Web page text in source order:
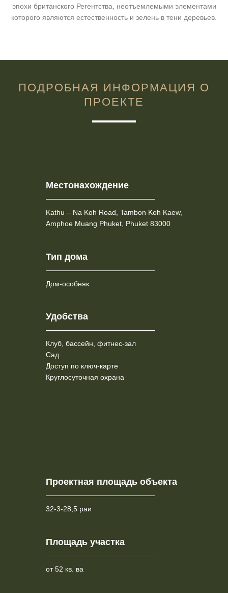
эпохи британского Регентства, неотъемлемыми элементами
которого являются естественность и зелень в тени деревьев.
ПОДРОБНАЯ ИНФОРМАЦИЯ О
ПРОЕКТЕ
Местонахождение
Kathu – Na Koh Road, Tambon Koh Kaew,
Amphoe Muang Phuket, Phuket 83000
Тип дома
Дом-особняк
Удобства
Клуб, бассейн, фитнес-зал
Сад
Доступ по ключ-карте
Круглосуточная охрана
Проектная площадь объекта
32-3-28,5 раи
Площадь участка
от 52 кв. ва